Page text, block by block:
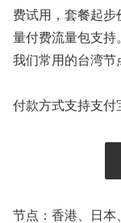
费试用，套餐起
量付费流量包支持
我们常用的台湾节
付款方式支持支付
节点：香港、日本